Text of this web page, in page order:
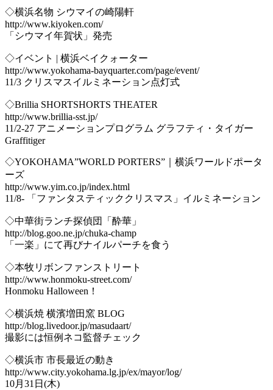
◇横浜名物 シウマイの崎陽軒
http://www.kiyoken.com/
「シウマイ年賀状」発売
◇イベント | 横浜ベイクォーター
http://www.yokohama-bayquarter.com/page/event/
11/3 クリスマスイルミネーション点灯式
◇Brillia SHORTSHORTS THEATER
http://www.brillia-sst.jp/
11/2-27 アニメーションプログラム グラフティ・タイガー
Graffitiger
◇YOKOHAMA”WORLD PORTERS”｜横浜ワールドポータ
ーズ
http://www.yim.co.jp/index.html
11/8- 「ファンタスティッククリスマス」イルミネーション
◇中華街ランチ探偵団「酔華」
http://blog.goo.ne.jp/chuka-champ
「一楽」にて再びナイルパーチを食う
◇本牧リボンファンストリート
http://www.honmoku-street.com/
Honmoku Halloween！
◇横浜焼 横濱増田窯 BLOG
http://blog.livedoor.jp/masudaart/
撮影には恒例ネコ監督チェック
◇横浜市 市長最近の動き
http://www.city.yokohama.lg.jp/ex/mayor/log/
10月31日(木)